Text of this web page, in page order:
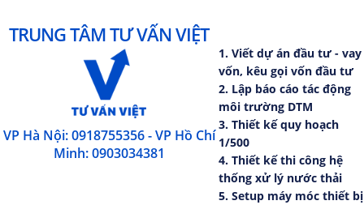
TRUNG TÂM TƯ VẤN VIỆT
VP Hà Nội: 0918755356 - VP Hồ Chí
Minh: 0903034381
1. Viết dự án đầu tư - vay
vốn, kêu gọi vốn đầu tư
2. Lập báo cáo tác động
môi trường DTM
3. Thiết kế quy hoạch
1/500
4. Thiết kế thi công hệ
thống xử lý nước thải
5. Setup máy móc thiết bị